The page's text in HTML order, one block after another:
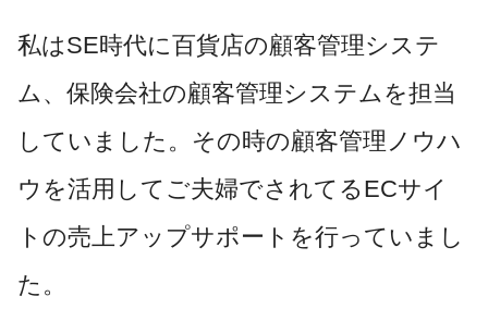
私はSE時代に百貨店の顧客管理システ
ム、保険会社の顧客管理システムを担当
していました。その時の顧客管理ノウハ
ウを活用してご夫婦でされてるECサイ
トの売上アップサポートを行っていまし
た。